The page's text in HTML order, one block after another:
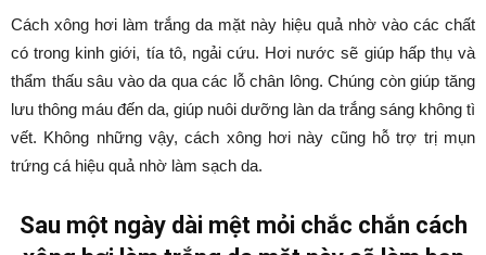
Cách xông hơi làm trắng da mặt này hiệu quả nhờ vào các chất
có trong kinh giới, tía tô, ngải cứu. Hơi nước sẽ giúp hấp thụ và
thẩm thấu sâu vào da qua các lỗ chân lông. Chúng còn giúp tăng
lưu thông máu đến da, giúp nuôi dưỡng làn da trắng sáng không tì
vết. Không những vậy, cách xông hơi này cũng hỗ trợ trị mụn
trứng cá hiệu quả nhờ làm sạch da.
Sau một ngày dài mệt mỏi chắc chắn cách